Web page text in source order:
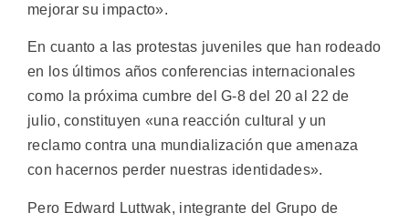
mejorar su impacto».
En cuanto a las protestas juveniles que han rodeado
en los últimos años conferencias internacionales
como la próxima cumbre del G-8 del 20 al 22 de
julio, constituyen «una reacción cultural y un
reclamo contra una mundialización que amenaza
con hacernos perder nuestras identidades».
Pero Edward Luttwak, integrante del Grupo de